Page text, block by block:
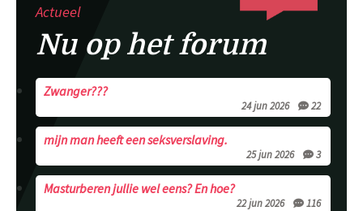
Actueel
Nu op het forum
Zwanger???
24 jun 2026 22
mijn man heeft een seksverslaving.
25 jun 2026 3
Masturberen jullie wel eens? En hoe?
22 jun 2026 116